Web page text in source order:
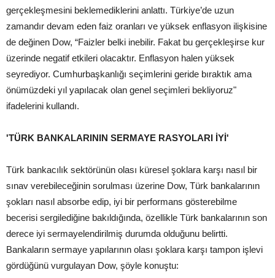
gerçekleşmesini beklemediklerini anlattı. Türkiye’de uzun
zamandır devam eden faiz oranları ve yüksek enflasyon ilişkisine
de değinen Dow, “Faizler belki inebilir. Fakat bu gerçekleşirse kur
üzerinde negatif etkileri olacaktır. Enflasyon halen yüksek
seyrediyor. Cumhurbaşkanlığı seçimlerini geride bıraktık ama
önümüzdeki yıl yapılacak olan genel seçimleri bekliyoruz"
ifadelerini kullandı.
'TÜRK BANKALARININ SERMAYE RASYOLARI İYİ'
Türk bankacılık sektörünün olası küresel şoklara karşı nasıl bir
sınav verebileceğinin sorulması üzerine Dow, Türk bankalarının
şokları nasıl absorbe edip, iyi bir performans gösterebilme
becerisi sergilediğine bakıldığında, özellikle Türk bankalarının son
derece iyi sermayelendirilmiş durumda olduğunu belirtti.
Bankaların sermaye yapılarının olası şoklara karşı tampon işlevi
gördüğünü vurgulayan Dow, şöyle konuştu: